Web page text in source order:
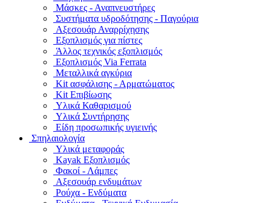
Μάσκες - Αναπνευστήρες
Συστήματα υδροδότησης - Παγούρια
Αξεσουάρ Αναρρίχησης
Εξοπλισμός για πίστες
Άλλος τεχνικός εξοπλισμός
Εξοπλισμός Via Ferrata
Μεταλλικά αγκύρια
Kit ασφάλισης - Αρματώματος
Kit Επιβίωσης
Υλικά Καθαρισμού
Υλικά Συντήρησης
Είδη προσωπικής υγιεινής
Σπηλαιολογία
Υλικά μεταφοράς
Kayak Εξοπλισμός
Φακοί - Λάμπες
Αξεσουάρ ενδυμάτων
Ρούχα - Ενδύματα